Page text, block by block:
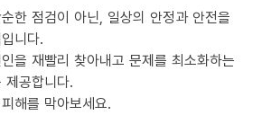
한 점검이 아닌, 일상의 안정과 안전을
니다.
을 재빨리 찾아내고 문제를 최소화하는
제공합니다.
해를 막아보세요.